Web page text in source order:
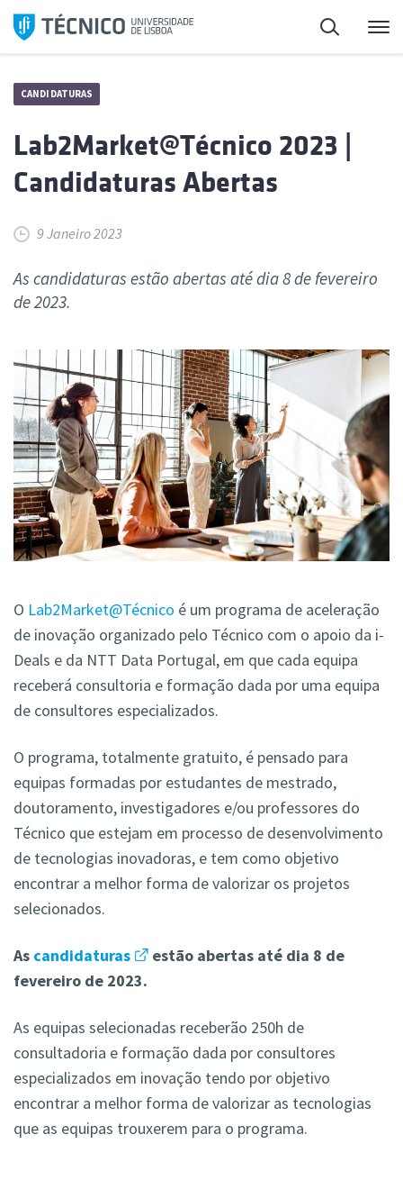
Saltar
para
Pesquisa
CANDIDATURAS
Lab2Market@Técnico 2023 |
Candidaturas Abertas
9 Janeiro 2023
As candidaturas estão abertas até dia 8 de fevereiro
de 2023.
O Lab2Market@Técnico é um programa de aceleração
de inovação organizado pelo Técnico com o apoio da i-
Deals e da NTT Data Portugal, em que cada equipa
receberá consultoria e formação dada por uma equipa
de consultores especializados.
O programa, totalmente gratuito, é pensado para
equipas formadas por estudantes de mestrado,
doutoramento, investigadores e/ou professores do
Técnico que estejam em processo de desenvolvimento
de tecnologias inovadoras, e tem como objetivo
encontrar a melhor forma de valorizar os projetos
selecionados.
As candidaturas
estão abertas até dia 8 de
fevereiro de 2023.
As equipas selecionadas receberão 250h de
consultadoria e formação dada por consultores
especializados em inovação tendo por objetivo
encontrar a melhor forma de valorizar as tecnologias
que as equipas trouxerem para o programa.